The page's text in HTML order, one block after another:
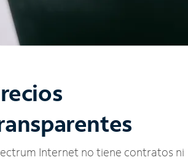
Internet no tiene contratos ni